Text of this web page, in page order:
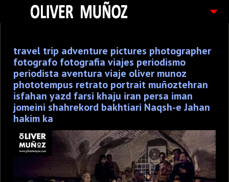
FOTOGRAFIAS
CONTACTO
PEDIDOS
travel trip adventure pictures photographer
fotografo fotografia viajes periodismo
periodista aventura viaje oliver munoz
phototempus retrato portrait muñoztehran
isfahan yazd farsi khaju iran persa iman
jomeini shahrekord bakhtiari Naqsh-e Jahan
hakim ka